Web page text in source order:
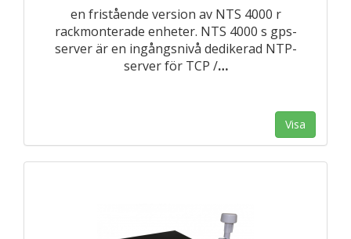
en fristående version av NTS 4000 r
rackmonterade enheter. NTS 4000 s gps-
server är en ingångsnivå dedikerad NTP-
server för TCP /…
Visa